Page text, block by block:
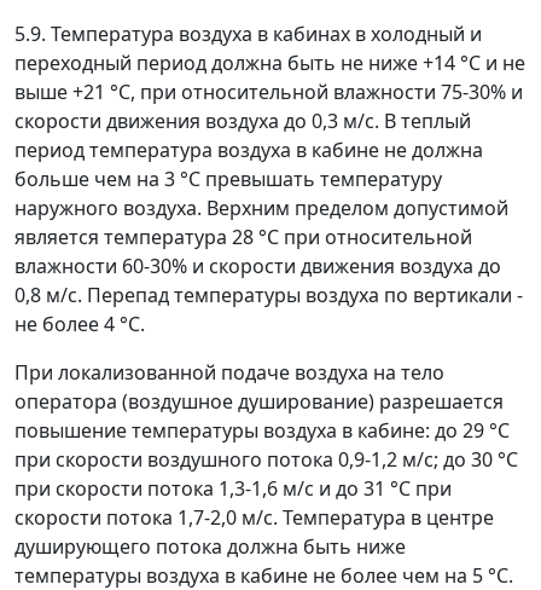
5.9. Температура воздуха в кабинах в холодный и
переходный период должна быть не ниже +14 °С и не
выше +21 °С, при относительной влажности 75-30% и
скорости движения воздуха до 0,3 м/с. В теплый
период температура воздуха в кабине не должна
больше чем на 3 °С превышать температуру
наружного воздуха. Верхним пределом допустимой
является температура 28 °С при относительной
влажности 60-30% и скорости движения воздуха до
0,8 м/с. Перепад температуры воздуха по вертикали -
не более 4 °С.
При локализованной подаче воздуха на тело
оператора (воздушное душирование) разрешается
повышение температуры воздуха в кабине: до 29 °С
при скорости воздушного потока 0,9-1,2 м/с; до 30 °С
при скорости потока 1,3-1,6 м/с и до 31 °С при
скорости потока 1,7-2,0 м/с. Температура в центре
душирующего потока должна быть ниже
температуры воздуха в кабине не более чем на 5 °С.